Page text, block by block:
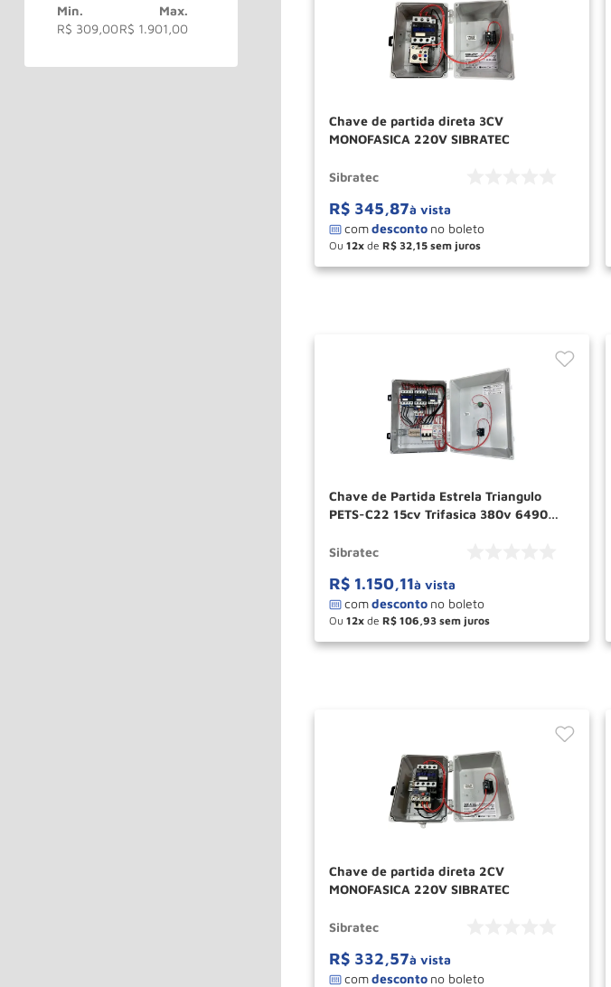
R$ 309,00R$ 1.901,00
Chave de partida direta 3CV
MONOFASICA 220V SIBRATEC
Sibratec
R$ 345,87à vista
Ou 12 de R$ 32, 15
＋
－ COMPRAR
Chave de Partida Estrela Triangulo
PETS-C22 15cv Trifasica 380v 6490
Sibratec
R$ 1.150,11à vista
Ou 12 de R$ 106 93
＋
－ COMPRAR
Chave de partida direta 2CV
MONOFASICA 220V SIBRATEC
Sibratec
R$ 332,57à vista